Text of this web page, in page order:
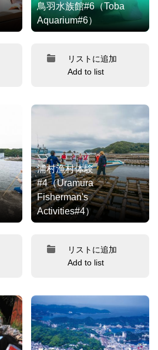
鳥羽水族館#6（Toba
Aquarium#6）
リストに追加
Add to list
浦村漁村体験
#4（Uramura
Fisherman's
Activities#4）
リストに追加
Add to list